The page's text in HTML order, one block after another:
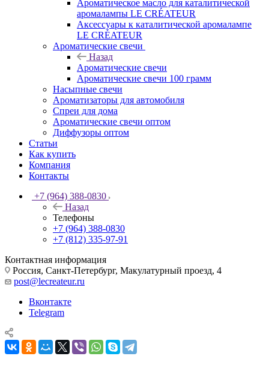
Ароматическое масло для каталитической
аромалампы LE CRÉATEUR
Аксессуары к каталитической аромалампе
LE CRÉATEUR
Ароматические свечи
Назад
Ароматические свечи
Ароматические свечи 100 грамм
Насыпные свечи
Ароматизаторы для автомобиля
Спреи для дома
Ароматические свечи оптом
Диффузоры оптом
Статьи
Как купить
Компания
Контакты
+7 (964) 388-0830
Назад
Телефоны
+7 (964) 388-0830
+7 (812) 335-97-91
Контактная информация
Россия, Санкт-Петербург, Макулатурный проезд, 4
post@lecreateur.ru
Вконтакте
Telegram